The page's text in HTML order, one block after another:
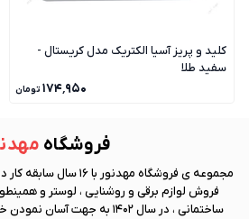
کلید و پریز آسیا الکتریک مدل کریستال -
سفید طلا
۱۷۴٬۹۵۰ تومان
فروشگاه مهد
مجموعه ی فروشگاه مهد نور
با 16 سال سابقه
فروش لوازم برقی و روشنایی ، لوستر و
ساختمانی ، در سال 1402 به